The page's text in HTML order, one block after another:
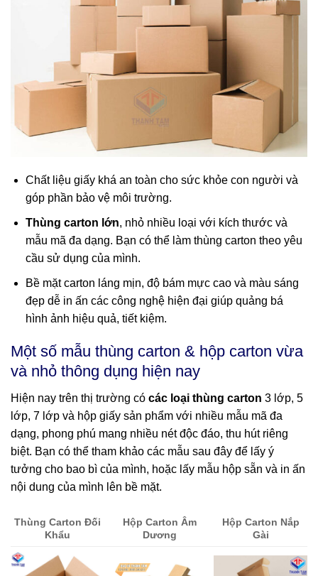
Chất liệu giấy khá an toàn cho sức khỏe con người và
góp phần bảo vệ môi trường.
Thùng carton lớn, nhỏ nhiều loại với kích thước và
mẫu mã đa dạng. Bạn có thể làm thùng carton theo yêu
cầu sử dụng của mình.
Bề mặt carton láng mịn, độ bám mực cao và màu sáng
đẹp dễ in ấn các công nghệ hiện đại giúp quảng bá
hình ảnh hiệu quả, tiết kiệm.
Một số mẫu thùng carton & hộp carton vừa
và nhỏ thông dụng hiện nay
Hiện nay trên thị trường có các loại thùng carton 3 lớp, 5
lớp, 7 lớp và hộp giấy sản phẩm với nhiều mẫu mã đa
dạng, phong phú mang nhiều nét độc đáo, thu hút riêng
biệt. Bạn có thể tham khảo các mẫu sau đây để lấy ý
tưởng cho bao bì của mình, hoặc lấy mẫu hộp sẵn và in ấn
nội dung của mình lên bề mặt.
Thùng Carton Đối
Khẩu
Hộp Carton Âm
Dương
Hộp Carton Nắp
Gài